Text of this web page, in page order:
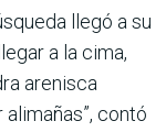
llegó a su
a la cima,
arenisca
contó